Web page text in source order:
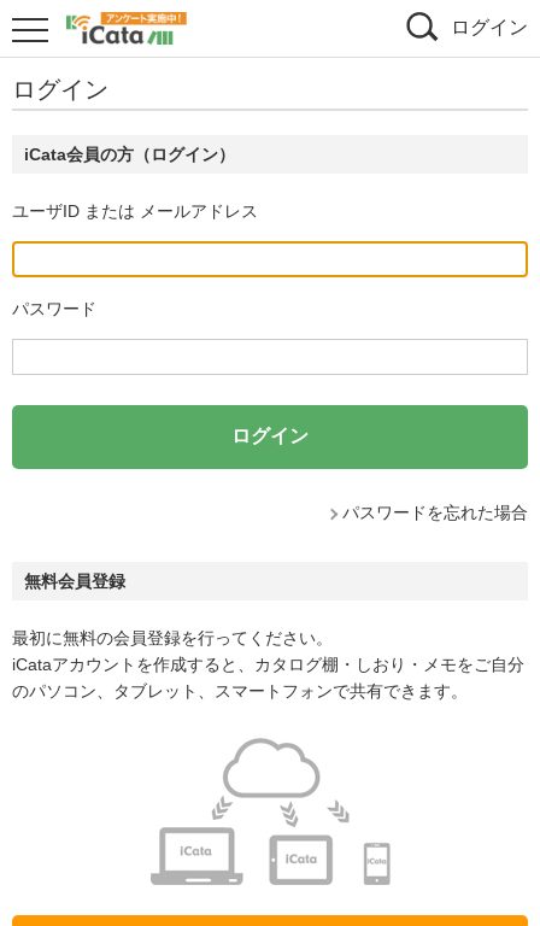
ログイン
ログイン
iCata会員の方（ログイン）
ユーザID または メールアドレス
パスワード
パスワードを忘れた場合
無料会員登録
最初に無料の会員登録を行ってください。
iCataアカウントを作成すると、カタログ棚・しおり・メモをご自分
のパソコン、タブレット、スマートフォンで共有できます。